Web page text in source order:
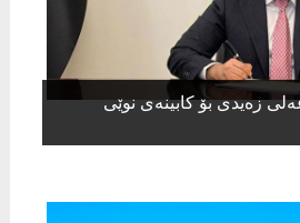
زه‌یدی بۆ كابینه‌ی نوێی